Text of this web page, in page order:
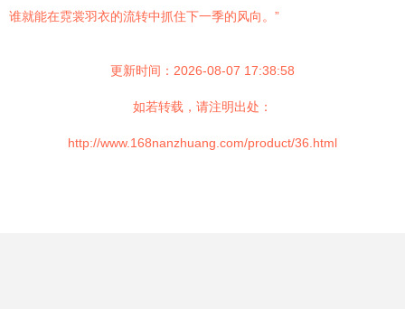
谁就能在霓裳羽衣的流转中抓住下一季的风向。”
更新时间：2026-08-07 17:38:58
如若转载，请注明出处：
http://www.168nanzhuang.com/product/36.html